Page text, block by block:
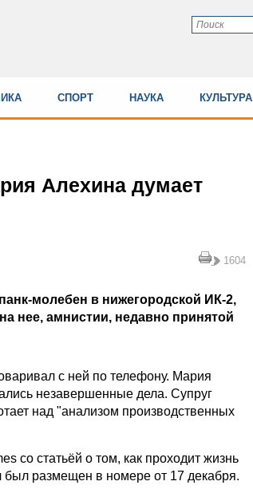
СПОРТ НАУКА КУЛЬТУРА
Алехина думает
1604
молебен в нижегородской ИК-2,
нее, амнистии, недавно принятой
с ней по телефону. Мария
незавершенные дела. Супруг
над "анализом производственных
со статьёй о том, как проходит жизнь
размещен в номере от 17 декабря.